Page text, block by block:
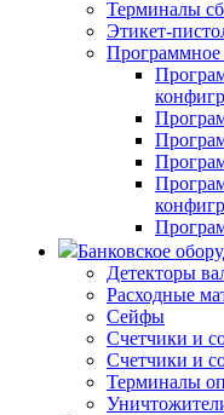
Терминалы
Этикет-
Программное
Банковское
Детекторы
Расходные
Сейфы
Счетчики и
Счетчики и
Терминалы